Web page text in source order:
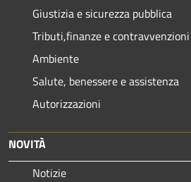
Giustizia e sicurezza pubblica
Tributi,finanze e contravvenzioni
Ambiente
Salute, benessere e assistenza
Autorizzazioni
NOVITÀ
Notizie